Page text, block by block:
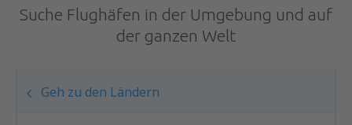
Suche Flughäfen in der Umgebung und auf
der ganzen Welt
Geh zu den Ländern